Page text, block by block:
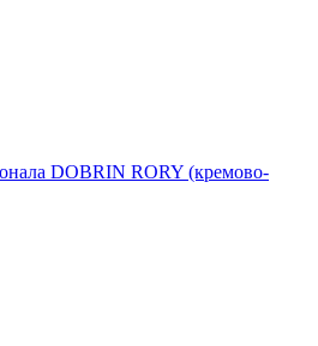
DOBRIN RORY (кремово-